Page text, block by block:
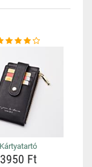
Kártyatartó
3950 Ft